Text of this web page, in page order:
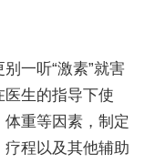
一听“激素”就害
生的指导下使
重等因素，制定
程以及其他辅助